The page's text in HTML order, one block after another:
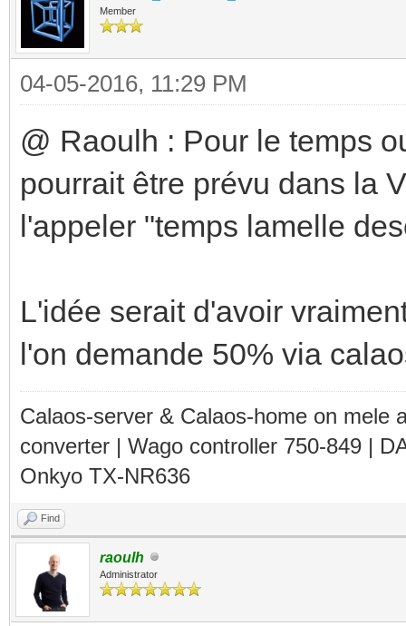
Member
04-05-2016, 11:29 PM
@ Raoulh : Pour le temps
pourrait être prévu dans la
l'appeler "temps lamelle
L'idée serait d'avoir
l'on demande 50% via
Calaos-server & Calaos-home on mele
converter | Wago controller 750-849 |
Onkyo TX-NR636
Find
raoulh
Administrator